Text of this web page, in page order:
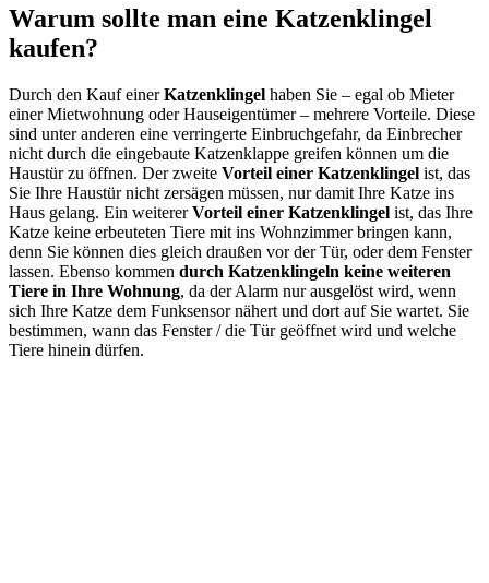
Warum sollte man eine Katzenklingel
kaufen?
Durch den Kauf einerKatzenklingel haben Sie – egal ob Mieter
einer Mietwohnung oder Hauseigentümer – mehrere Vorteile. Diese
sind unter anderen eine verringerte Einbruchgefahr, da Einbrecher
nicht durch die eingebaute Katzenklappe greifen können um die
Haustür zu öffnen. Der zweite Vorteil einer Katzenklingel ist, das
Sie Ihre Haustür nicht zersägen müssen, nur damit Ihre Katze ins
Haus gelang. Ein weitererVorteil einer Katzenklingel ist, das Ihre
Katze keine erbeuteten Tiere mit ins Wohnzimmer bringen kann,
denn Sie können dies gleich draußen vor der Tür, oder dem Fenster
lassen. Ebenso kommen durch Katzenklingeln keine weiteren
Tiere in Ihre Wohnung, da der Alarm nur ausgelöst wird, wenn
sich Ihre Katze dem Funksensor nähert und dort auf Sie wartet. Sie
bestimmen, wann das Fenster / die Tür geöffnet wird und welche
Tiere hinein dürfen.